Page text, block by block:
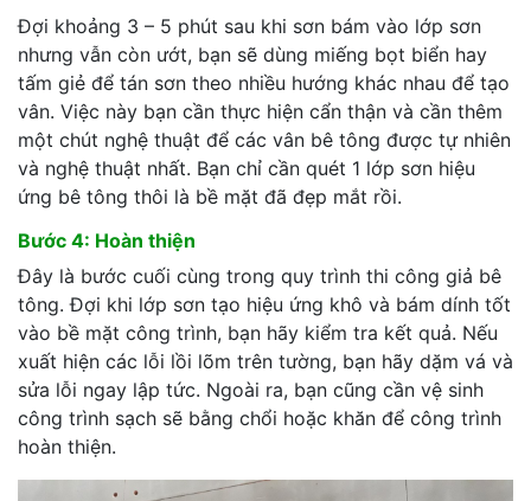
Đợi khoảng 3 – 5 phút sau khi sơn bám vào lớp sơn
nhưng vẫn còn ướt, bạn sẽ dùng miếng bọt biển hay
tấm giẻ để tán sơn theo nhiều hướng khác nhau để tạo
vân. Việc này bạn cần thực hiện cẩn thận và cần thêm
một chút nghệ thuật để các vân bê tông được tự nhiên
và nghệ thuật nhất. Bạn chỉ cần quét 1 lớp sơn hiệu
ứng bê tông thôi là bề mặt đã đẹp mắt rồi.
Bước 4: Hoàn thiện
Đây là bước cuối cùng trong quy trình thi công giả bê
tông. Đợi khi lớp sơn tạo hiệu ứng khô và bám dính tốt
vào bề mặt công trình, bạn hãy kiểm tra kết quả. Nếu
xuất hiện các lỗi lồi lõm trên tường, bạn hãy dặm vá và
sửa lỗi ngay lập tức. Ngoài ra, bạn cũng cần vệ sinh
công trình sạch sẽ bằng chổi hoặc khăn để công trình
hoàn thiện.